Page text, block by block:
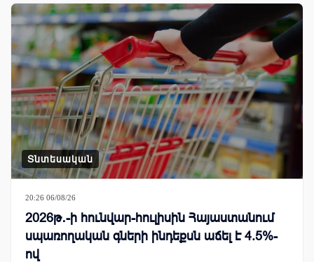
Տնտեսական
20:26 06/08/26
2026թ․-ի հունվար-հուլիսին Հայաստանում
սպառողական գների ինդեքսն աճել է 4.5%-
ով